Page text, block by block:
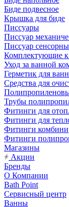
Биде подвесное
Крышка для биде
Писсуары
Писсуар
Писсуар
Комплектующие к
Уход за ванной
Герметик для
Средства для
Трубы
Фитинги для
Фитинги для
Фитинги
Фитинги
Магазины
Акции
Бренды
О Компании
Bath Point
Сервисный центр
Ванны